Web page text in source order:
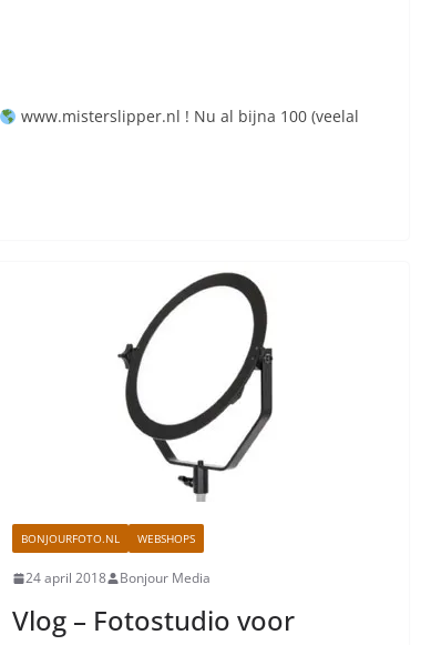
www.misterslipper.nl ! Nu al bijna 100 (veelal
BONJOURFOTO.NL WEBSHOPS
24 april 2018 Bonjour Media
Vlog – Fotostudio voor